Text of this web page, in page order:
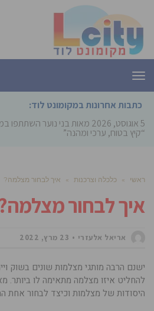
תפריט
כתבות אחרונות במקומונט לוד:
5 אוגוסט, 2026
מאות בני נוער השתתפו
“קיץ בטוח, ערכי ומהנה”
ראשי » כלכלה וצרכנות » איך לבחור מצלמה?
איך לבחור
אריאל אלעזרי 23 מרץ, 2022
ישנם הרבה מותגי מצלמות שונים בשוק
להחליט איזו מצלמה מתאימה לו ביותר.
היסודות של מצלמות וכיצד לבחור אחת